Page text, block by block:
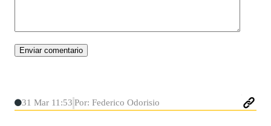
31 Mar 11:53 Por: Federico Odorisio